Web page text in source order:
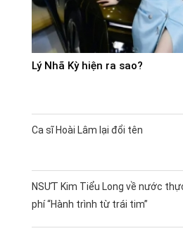
Lý Nhã Kỳ hiện ra sao?
Ca sĩ Hoài Lâm lại đổi tên
NSƯT Kim Tiểu Long về nước
phí “Hành trình từ trái tim”